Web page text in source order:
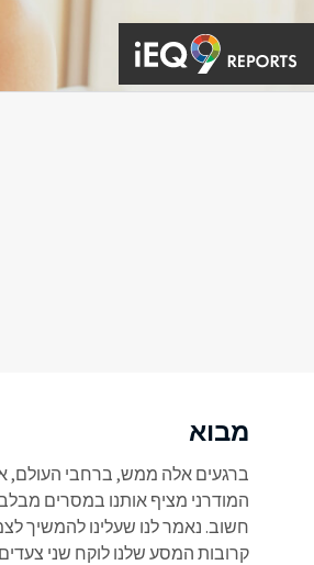
מבוא
ברגעים אלה ממש, ברחבי העולם,
המודרני מציף אותנו במסרים
חשוב. נאמר לנו שעלינו להמשיך
קרובות המסע שלנו לוקח שני